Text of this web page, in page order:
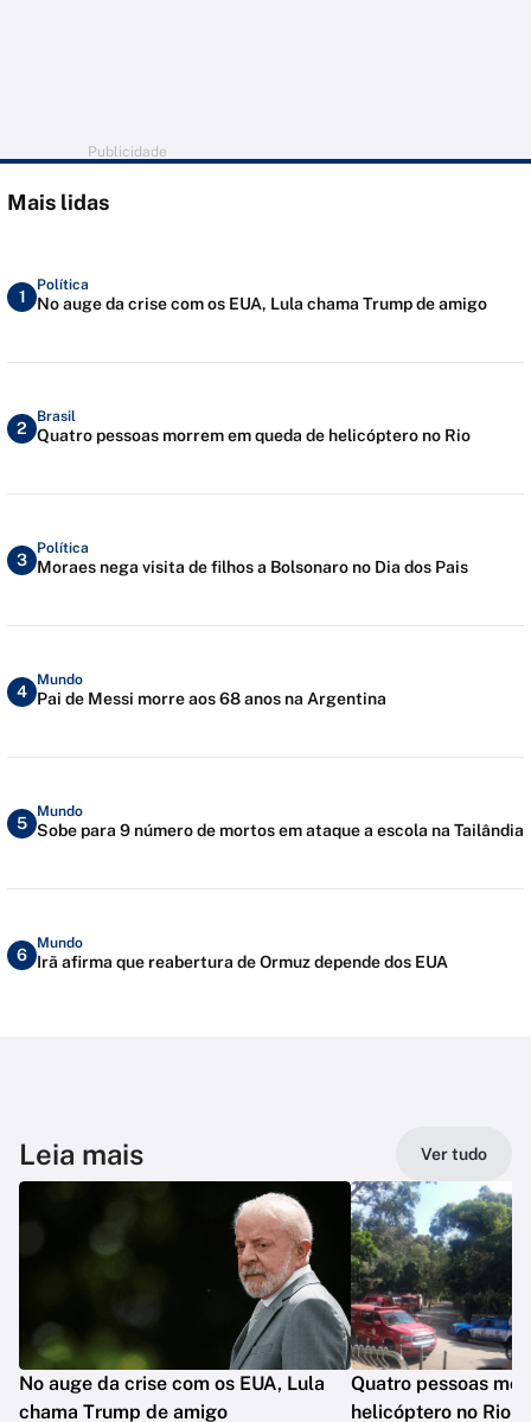
Publicidade
Mais lidas
1
Política
No auge da crise com os EUA, Lula chama Trump de amigo
2
Brasil
Quatro pessoas morrem em queda de helicóptero no Rio
3
Política
Moraes nega visita de filhos a Bolsonaro no Dia dos Pais
4
Mundo
Pai de Messi morre aos 68 anos na Argentina
5
Mundo
Sobe para 9 número de mortos em ataque a escola na Tailândia
6
Mundo
Irã afirma que reabertura de Ormuz depende dos EUA
Leia mais Ver tudo
No auge da crise com os EUA, Lula
chama Trump de amigo
Quatro pessoas
helicóptero no Rio